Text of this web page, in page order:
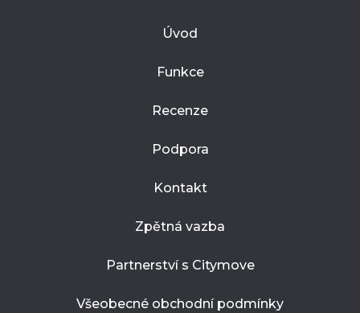
Úvod
Funkce
Recenze
Podpora
Kontakt
Zpětná vazba
Partnerství s Citymove
Všeobecné obchodní podmínky